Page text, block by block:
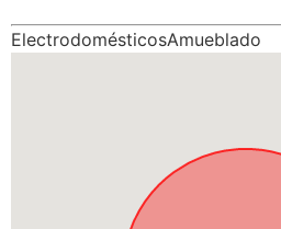
ElectrodomésticosAmueblado